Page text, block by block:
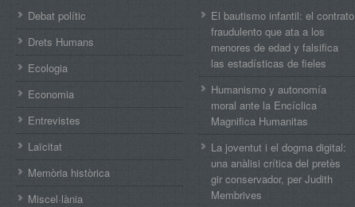
Debat polític
Drets Humans
Ecologia
Economia
Entrevistes
Laïcitat
Memòria històrica
Miscel·lània
El bautismo infantil: el contrato
fraudulento que ata a los
menores de edad y falsifica
las estadísticas de fieles
Humanismo y autonomía
moral ante la Encíclica
Magnifica Humanitas
La joventut i el dogma digital:
una anàlisi crítica del pretès
gir conservador, per Judith
Membrives